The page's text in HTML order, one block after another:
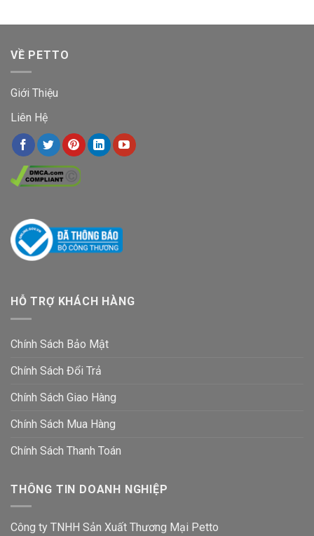
VỀ PETTO
Giới Thiệu
Liên Hệ
HỖ TRỢ KHÁCH HÀNG
Chính Sách Bảo Mật
Chính Sách Đổi Trả
Chính Sách Giao Hàng
Chính Sách Mua Hàng
Chính Sách Thanh Toán
THÔNG TIN DOANH NGHIỆP
Công ty TNHH Sản Xuất Thương Mại Petto